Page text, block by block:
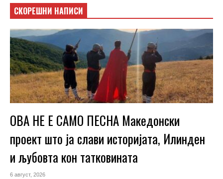
СКОРЕШНИ НАПИСИ
ОВА НЕ Е САМО ПЕСНА Македонски
проект што ја слави историјата, Илинден
и љубовта кон татковината
6 август, 2026